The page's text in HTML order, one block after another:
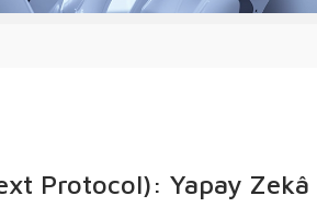
Protocol): Yapay Zekâ